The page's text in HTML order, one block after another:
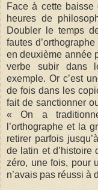
Face à cette
heures de
Doubler le temps
fautes
en deuxième année
verbe subir dans
exemple. Or c’est
de fois dans les
fait de sanctionner
« On a
l’orthographe et la
retirer parfois
de latin et d’histoire
zéro, une fois, pour
n’avais pas réussi à